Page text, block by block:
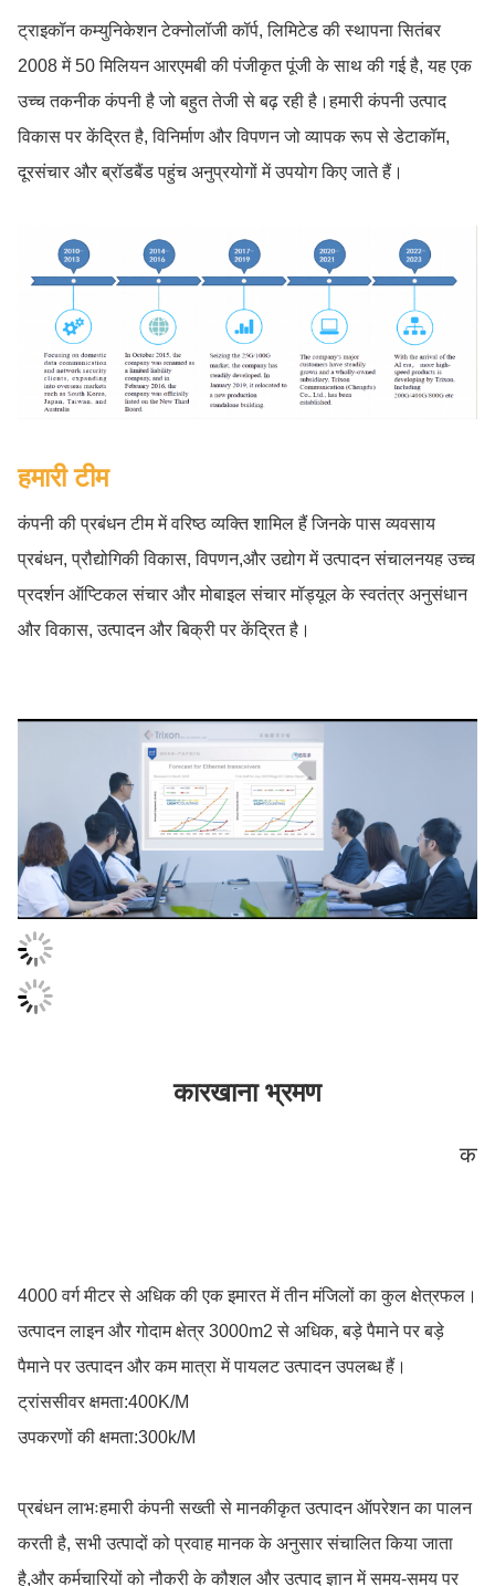
ट्राइकॉन कम्युनिकेशन टेक्नोलॉजी कॉर्प, लिमिटेड की स्थापना सितंबर
2008 में 50 मिलियन आरएमबी की पंजीकृत पूंजी के साथ की गई है, यह एक
उच्च तकनीक कंपनी है जो बहुत तेजी से बढ़ रही है।हमारी कंपनी उत्पाद
विकास पर केंद्रित है, विनिर्माण और विपणन जो व्यापक रूप से डेटाकॉम,
दूरसंचार और ब्रॉडबैंड पहुंच अनुप्रयोगों में उपयोग किए जाते हैं।
हमारी टीम
कंपनी की प्रबंधन टीम में वरिष्ठ व्यक्ति शामिल हैं जिनके पास व्यवसाय
प्रबंधन, प्रौद्योगिकी विकास, विपणन,और उद्योग में उत्पादन संचालनयह उच्च
प्रदर्शन ऑप्टिकल संचार और मोबाइल संचार मॉड्यूल के स्वतंत्र अनुसंधान
और विकास, उत्पादन और बिक्री पर केंद्रित है।
कारखाना भ्रमण
4000 वर्ग मीटर से अधिक की एक इमारत में तीन मंजिलों का कुल क्षेत्रफल।
उत्पादन लाइन और गोदाम क्षेत्र 3000m2 से अधिक, बड़े पैमाने पर बड़े
पैमाने पर उत्पादन और कम मात्रा में पायलट उत्पादन उपलब्ध हैं।
ट्रांससीवर क्षमता:400K/M
उपकरणों की क्षमता:300k/M
प्रबंधन लाभःहमारी कंपनी सख्ती से मानकीकृत उत्पादन ऑपरेशन का पालन
करती है, सभी उत्पादों को प्रवाह मानक के अनुसार संचालित किया जाता
है,और कर्मचारियों को नौकरी के कौशल और उत्पाद ज्ञान में समय-समय पर